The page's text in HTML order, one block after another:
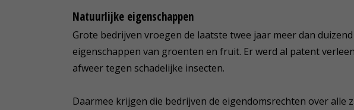
Natuurlijke eigenschappen
Grote bedrijven vroegen de laatste twee jaar meer dan
eigenschappen van groenten en fruit. Er werd al patent
afweer tegen schadelijke insecten.
Daarmee krijgen die bedrijven de eigendomsrechten over alle